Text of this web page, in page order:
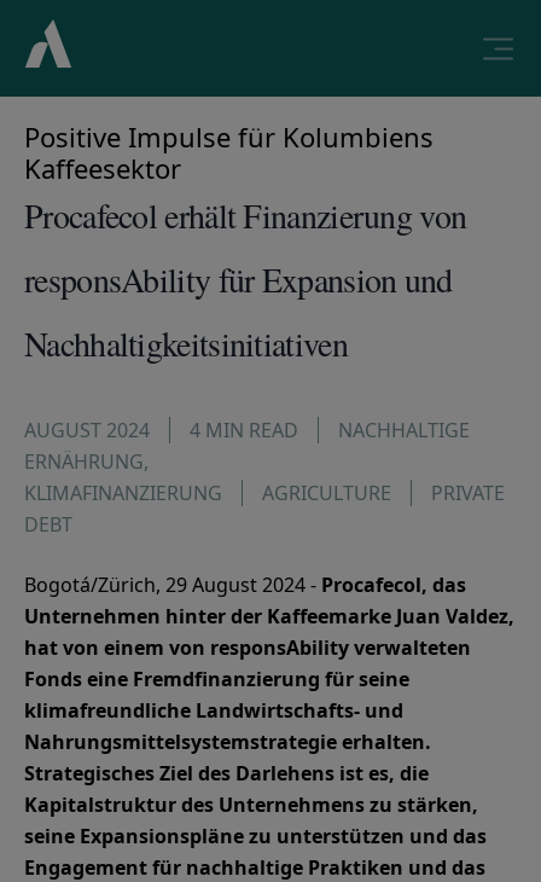
Positive Impulse für Kolumbiens
Kaffeesektor
Procafecol erhält Finanzierung von
responsAbility für Expansion und
Nachhaltigkeitsinitiativen
AUGUST 2024 4 MIN READ
NACHHALTIGE
ERNÄHRUNG,
KLIMAFINANZIERUNG
AGRICULTURE
PRIVATE
DEBT
Bogotá/Zürich, 29 August 2024 - Procafecol, das
Unternehmen hinter der Kaffeemarke Juan Valdez,
hat von einem von responsAbility verwalteten
Fonds eine Fremdfinanzierung für seine
klimafreundliche Landwirtschafts- und
Nahrungsmittelsystemstrategie erhalten.
Strategisches Ziel des Darlehens ist es, die
Kapitalstruktur des Unternehmens zu stärken,
seine Expansionspläne zu unterstützen und das
Engagement für nachhaltige Praktiken und das